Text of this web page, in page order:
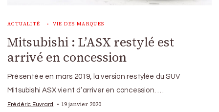
ACTUALITÉ VIE DES MARQUES
Mitsubishi : L’ASX restylé est
arrivé en concession
Présentée en mars 2019, la version restylée du SUV
Mitsubishi ASX vient d’arriver en concession. …
Frédéric Euvrard 19 janvier 2020